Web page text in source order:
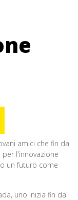
amici che fin da
l'innovazione
un futuro come
uno inizia fin da